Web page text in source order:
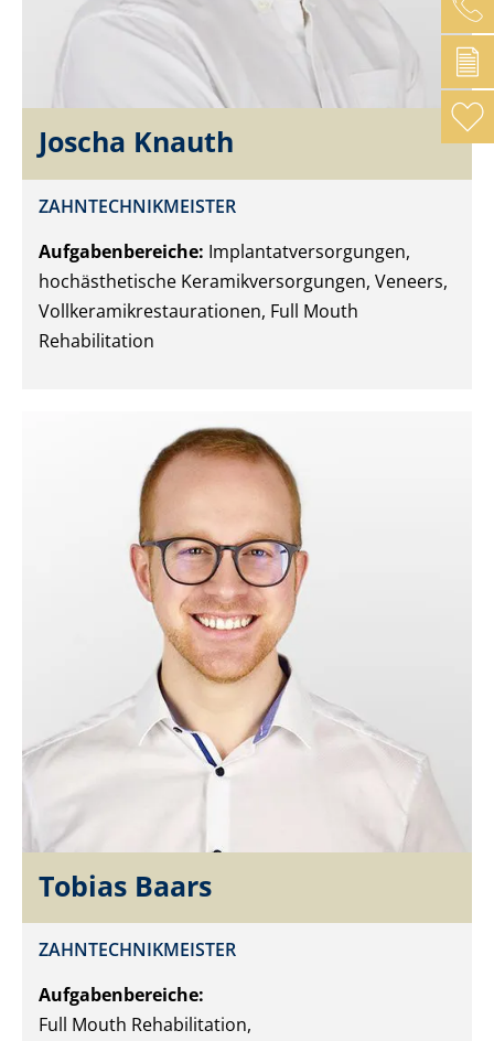
Joscha Knauth
ZAHNTECHNIKMEISTER
Aufgabenbereiche: Implantatversorgungen,
hochästhetische Keramikversorgungen, Veneers,
Vollkeramikrestaurationen, Full Mouth
Rehabilitation
Tobias Baars
ZAHNTECHNIKMEISTER
Aufgabenbereiche:
Full Mouth Rehabilitation,